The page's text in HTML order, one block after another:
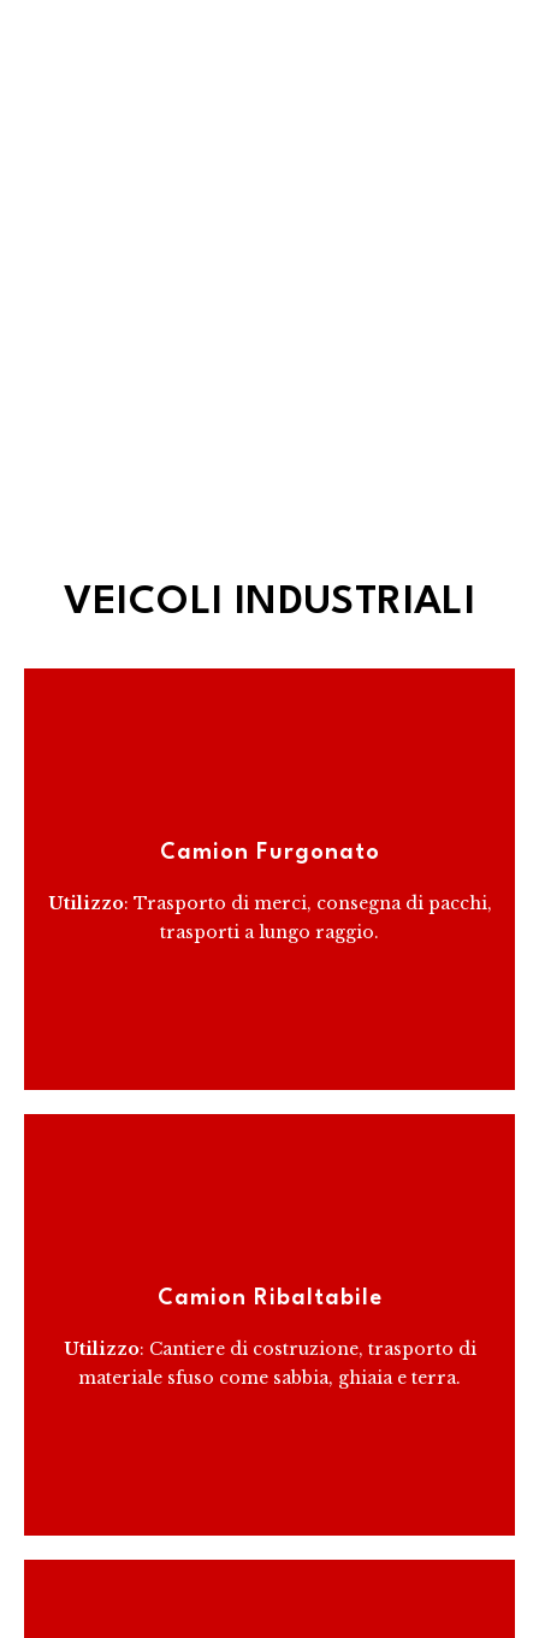
VEICOLI INDUSTRIALI
Camion Furgonato
Utilizzo: Trasporto di merci, consegna di pacchi,
trasporti a lungo raggio.
intemperie e la possibilità di personalizzare l'interno
Camion Ribaltabile
Utilizzo: Cantiere di costruzione, trasporto di
materiale sfuso come sabbia, ghiaia e terra.
ribaltabili possono facilmente scaricare il loro carico
ribaltando la cassa.
RICEVI PREVENTIVO